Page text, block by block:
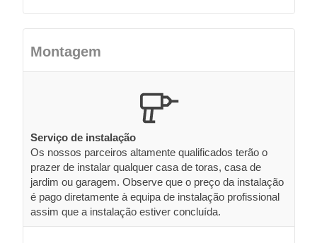
Montagem
Serviço de instalação
Os nossos parceiros altamente qualificados terão o
prazer de instalar qualquer casa de toras, casa de
jardim ou garagem. Observe que o preço da instalação
é pago diretamente à equipa de instalação profissional
assim que a instalação estiver concluída.